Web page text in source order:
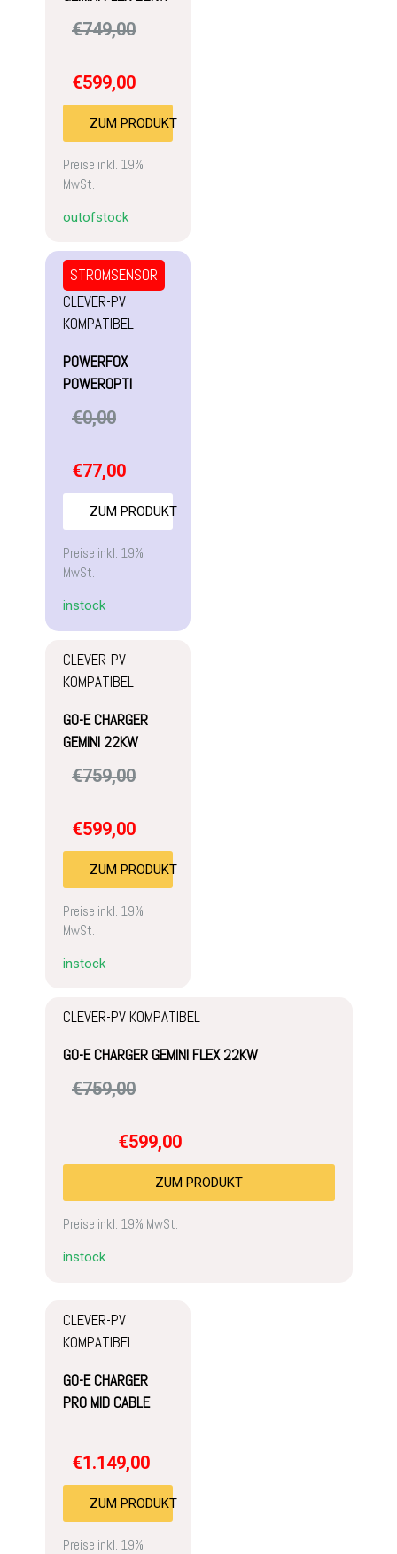
€749,00
€599,00
ZUM PRODUKT
Preise inkl. 19%
MwSt.
outofstock
STROMSENSOR
CLEVER-PV
KOMPATIBEL
POWERFOX
POWEROPTI
€0,00
€77,00
ZUM PRODUKT
Preise inkl. 19%
MwSt.
instock
CLEVER-PV
KOMPATIBEL
GO-E CHARGER
GEMINI 22KW
€759,00
€599,00
ZUM PRODUKT
Preise inkl. 19%
MwSt.
instock
CLEVER-PV KOMPATIBEL
GO-E CHARGER GEMINI FLEX 22KW
€759,00
€599,00
ZUM PRODUKT
Preise inkl. 19% MwSt.
instock
CLEVER-PV
KOMPATIBEL
GO-E CHARGER
PRO MID CABLE
€1.149,00
ZUM PRODUKT
Preise inkl. 19%